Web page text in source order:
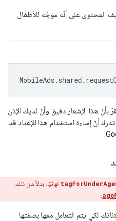
على أنّه موجّه للأطفال
MobileAds.shared.
الإشعار دقيق وأنّ لديك الإذن
إساءة استخدام هذا الإعداد قد
نهائيًا. بدلاً من ذلك،
.
يتم التعامل معها بصفتها